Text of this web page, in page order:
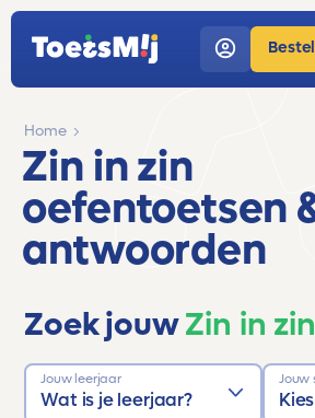
Home
Zin in zin
oefentoetsen
antwoorden
Zoek jouwZin in zin
Jouw leerjaar
Wat is je leerjaar?
Jouw